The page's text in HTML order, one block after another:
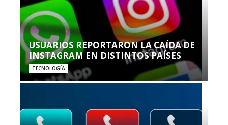
USUARIOS REPORTARON LA CAÍDA DE
INSTAGRAM EN DISTINTOS PAÍSES
TECNOLOGÍA